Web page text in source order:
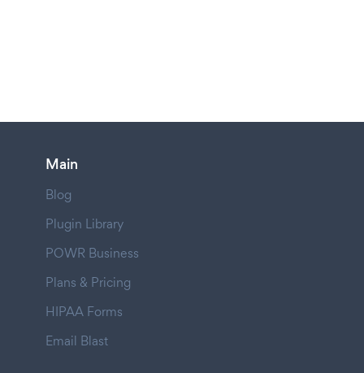
Main
Blog
Plugin Library
POWR Business
Plans & Pricing
HIPAA Forms
Email Blast